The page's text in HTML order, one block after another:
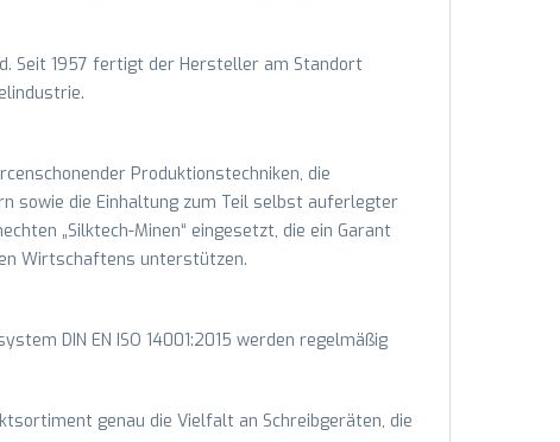
Seit 1957 fertigt der Hersteller am Standort
Produktionstechniken, die
sowie die Einhaltung zum Teil selbst auferlegter
„Silktech-Minen“ eingesetzt, die ein Garant
Wirtschaftens unterstützen.
DIN EN ISO 14001:2015 werden regelmäßig
genau die Vielfalt an Schreibgeräten, die